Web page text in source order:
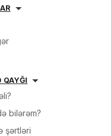
bilərəm?
şərtləri